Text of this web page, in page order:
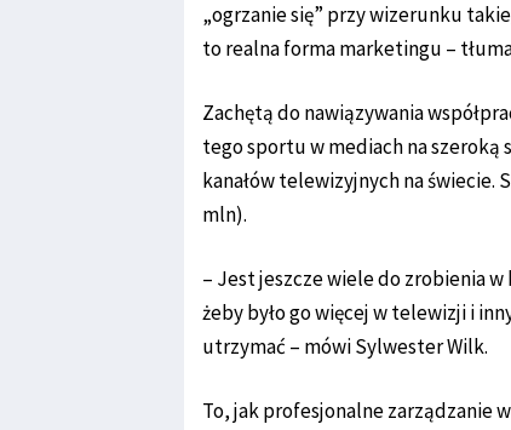
„ogrzanie się” przy wizerunku
to realna forma marketingu –
Zachętą do nawiązywania
tego sportu w mediach na szeroką
kanałów telewizyjnych na świecie.
mln).
– Jest jeszcze wiele do zrobienia
żeby było go więcej w telewizji i
utrzymać – mówi Sylwester Wilk.
To, jak profesjonalne zarządzanie